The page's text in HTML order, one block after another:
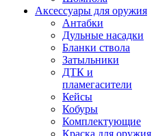
Аксессуары для оружия
Антабки
Дульные насадки
Бланки ствола
Затыльники
ДТК и
пламегасители
Кейсы
Кобуры
Комплектующие
Краска для оружия